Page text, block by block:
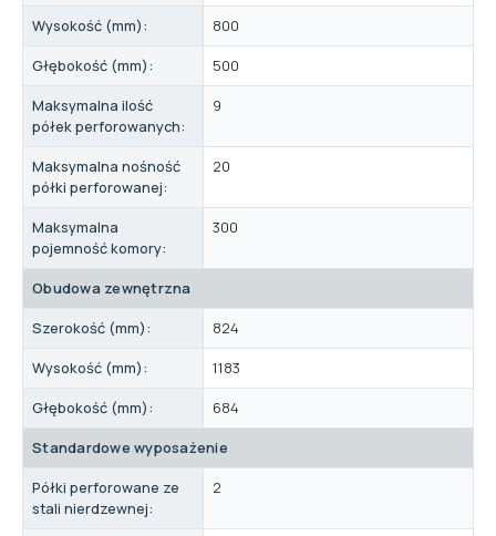
Wysokość (mm):
800
Głębokość (mm):
500
Maksymalna ilość
półek perforowanych:
9
Maksymalna nośność
półki perforowanej:
20
Maksymalna
pojemność komory:
300
Obudowa zewnętrzna
Szerokość (mm):
824
Wysokość (mm):
1183
Głębokość (mm):
684
Standardowe wyposażenie
Półki perforowane ze
stali nierdzewnej:
2